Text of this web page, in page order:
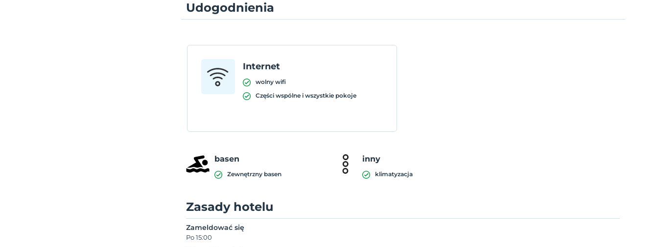
Udogodnienia
Internet
wolny wifi
Części wspólne i wszystkie pokoje
basen
Zewnętrzny basen
inny
klimatyzacja
Zasady hotelu
Zameldować się
Po 15:00